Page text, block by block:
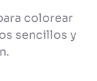
colorear
sencillos y